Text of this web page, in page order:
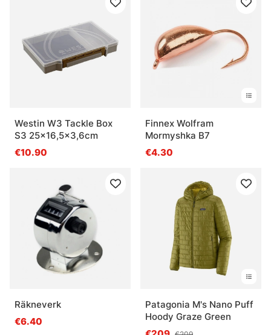
Westin W3 Tackle Box
S3 25x16,5x3,6cm
€10.90
Finnex Wolfram
Mormyshka B7
€4.30
Räkneverk
€6.40
Patagonia M's Nano Puff
Hoody Graze Green